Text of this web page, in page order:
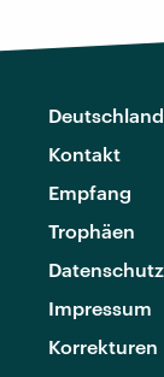
Kontakt
Empfang
Trophäen
Impressum
Korrekturen